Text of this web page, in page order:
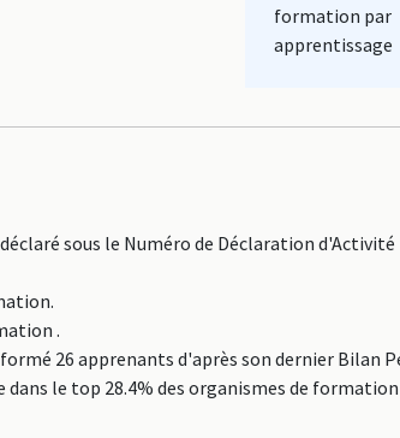
formation par
apprentissage
déclaré sous le Numéro de Déclaration d'Activité
.
formé 26 apprenants d'après son dernier Bilan
le top 28.4% des organismes de